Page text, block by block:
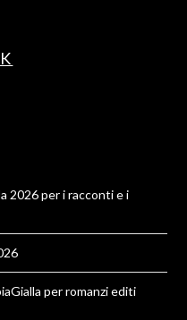
2026 per i racconti e i
per romanzi editi